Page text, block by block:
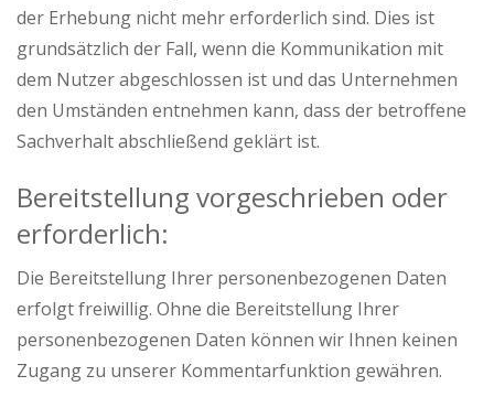
der Erhebung nicht mehr erforderlich sind. Dies ist
grundsätzlich der Fall, wenn die Kommunikation mit
dem Nutzer abgeschlossen ist und das Unternehmen
den Umständen entnehmen kann, dass der betroffene
Sachverhalt abschließend geklärt ist.
Bereitstellung vorgeschrieben oder
erforderlich:
Die Bereitstellung Ihrer personenbezogenen Daten
erfolgt freiwillig. Ohne die Bereitstellung Ihrer
personenbezogenen Daten können wir Ihnen keinen
Zugang zu unserer Kommentarfunktion gewähren.